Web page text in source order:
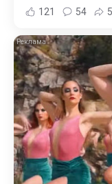
121 54